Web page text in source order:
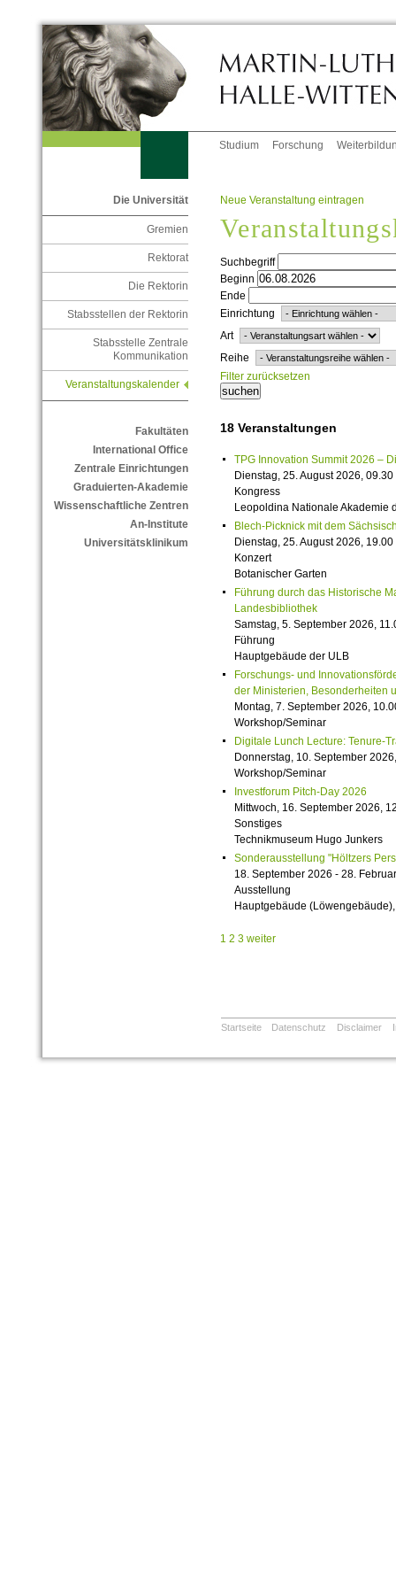
Studium Forschung
Die Universität
Gremien
Rektorat
Die Rektorin
Stabsstellen der Rektorin
Stabsstelle Zentrale
Kommunikation
Veranstaltungskalender
Fakultäten
International Office
Zentrale Einrichtungen
Graduierten-Akademie
Wissenschaftliche Zentren
An-Institute
Universitätsklinikum
Neue Veranstaltung eintragen
Suchbegriff
Beginn
Ende
Einrichtung
Art
Reihe
Filter zurücksetzen
18 Veranstaltungen
TPG Innovation Summit 2026 –
Dienstag, 25. August 2026,
Kongress
Leopoldina Nationale Akademie
Blech-Picknick mit dem
Dienstag, 25. August 2026,
Konzert
Botanischer Garten
Führung durch das Historische
Landesbibliothek
Samstag, 5. September 2026,
Führung
Hauptgebäude der ULB
Forschungs- und
der Ministerien, Besonderheiten
Montag, 7. September 2026,
Workshop/Seminar
Digitale Lunch Lecture: Tenure-
Donnerstag, 10. September
Workshop/Seminar
Investforum Pitch-Day 2026
Mittwoch, 16. September 2026,
Sonstiges
Technikmuseum Hugo Junkers
Sonderausstellung "Höltzers
18. September 2026 - 28.
Ausstellung
Hauptgebäude
1 2 3 weiter
Startseite Datenschutz Disclaimer